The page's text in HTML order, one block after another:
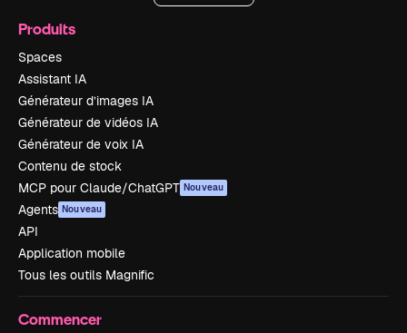
Produits
Spaces
Assistant IA
Générateur d’images IA
Générateur de vidéos IA
Générateur de voix IA
Contenu de stock
MCP pour Claude/ChatGPT Nouveau
Agents Nouveau
API
Application mobile
Tous les outils Magnific
Commencer